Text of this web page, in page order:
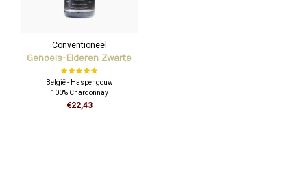
Conventioneel
Genoels-Elderen Zwarte
Parel
België - Haspengouw
100% Chardonnay
€22,43